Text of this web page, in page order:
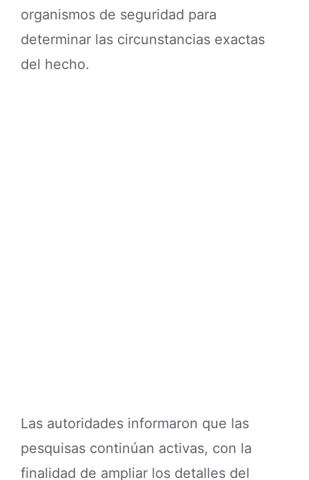
organismos de seguridad para
determinar las circunstancias exactas
del hecho.
Las autoridades informaron que las
pesquisas continúan activas, con la
finalidad de ampliar los detalles del